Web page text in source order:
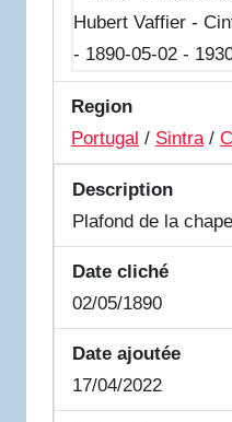
Region
Portugal / Sintra/
Description
Plafond de la
Date cliché
02/05/1890
Date ajoutée
17/04/2022